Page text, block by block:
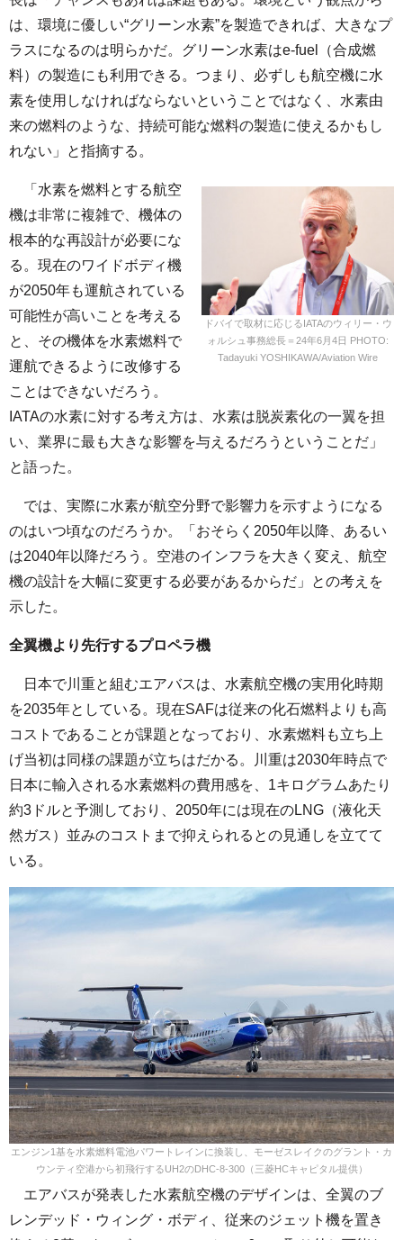
は、環境に優しい“グリーン水素”を製造できれば、大きなプ
ラスになるのは明らかだ。グリーン水素はe-fuel（合成燃
料）の製造にも利用できる。つまり、必ずしも航空機に水
素を使用しなければならないということではなく、水素由
来の燃料のような、持続可能な燃料の製造に使えるかもし
れない」と指摘する。
ドバイで取材に応じるIATAのウィリー・ウ
ォルシュ事務総長＝24年6月4日 PHOTO:
Tadayuki YOSHIKAWA/Aviation Wire
「水素を燃料とする航空
機は非常に複雑で、機体の
根本的な再設計が必要にな
る。現在のワイドボディ機
が2050年も運航されている
可能性が高いことを考える
と、その機体を水素燃料で
運航できるように改修する
ことはできないだろう。
IATAの水素に対する考え方は、水素は脱炭素化の一翼を担
い、業界に最も大きな影響を与えるだろうということだ」
と語った。
では、実際に水素が航空分野で影響力を示すようになる
のはいつ頃なのだろうか。「おそらく2050年以降、あるい
は2040年以降だろう。空港のインフラを大きく変え、航空
機の設計を大幅に変更する必要があるからだ」との考えを
示した。
全翼機より先行するプロペラ機
日本で川重と組むエアバスは、水素航空機の実用化時期
を2035年としている。現在SAFは従来の化石燃料よりも高
コストであることが課題となっており、水素燃料も立ち上
げ当初は同様の課題が立ちはだかる。川重は2030年時点で
日本に輸入される水素燃料の費用感を、1キログラムあたり
約3ドルと予測しており、2050年には現在のLNG（液化天
然ガス）並みのコストまで抑えられるとの見通しを立てて
いる。
エンジン1基を水素燃料電池パワートレインに換装し、モーゼスレイクのグラント・カ
ウンティ空港から初飛行するUH2のDHC-8-300（三菱HCキャピタル提供）
エアバスが発表した水素航空機のデザインは、全翼のブ
レンデッド・ウィング・ボディ、従来のジェット機を置き